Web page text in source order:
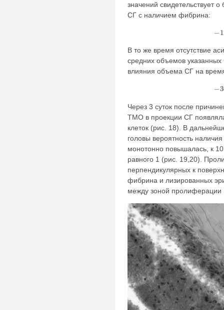
значений свидетельствует
СГ с наличием фибрина:
−
В то же время отсутствие
средних объемов указанных
влияния объема СГ на
−
Через 3 суток после
ТМО в проекции СГ
клеток (рис. 18). В
головы вероятность
монотонно повышалась, к
равного 1 (рис. 19,20).
перпендикулярных к
фибрина и лизированных
между зоной